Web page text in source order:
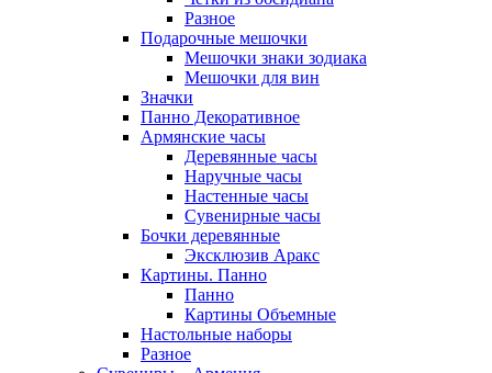
Разное
Подарочные мешочки
Мешочки знаки зодиака
Мешочки для вин
Значки
Панно Декоративное
Армянские часы
Деревянные часы
Наручные часы
Настенные часы
Сувенирные часы
Бочки деревянные
Эксклюзив Аракс
Картины. Панно
Панно
Картины Объемные
Настольные наборы
Разное